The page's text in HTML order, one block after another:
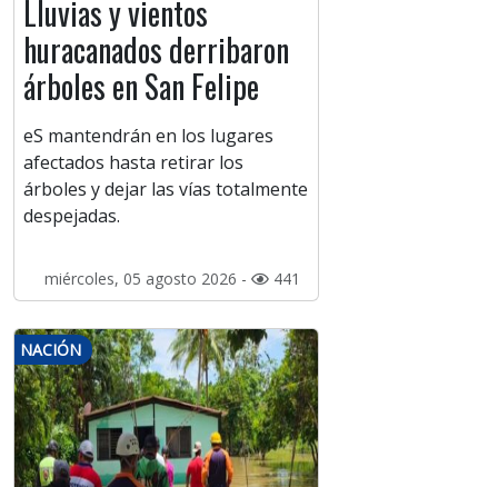
Lluvias y vientos
huracanados derribaron
árboles en San Felipe
eS mantendrán en los lugares
afectados hasta retirar los
árboles y dejar las vías totalmente
despejadas.
miércoles, 05 agosto 2026 - 441
NACIÓN